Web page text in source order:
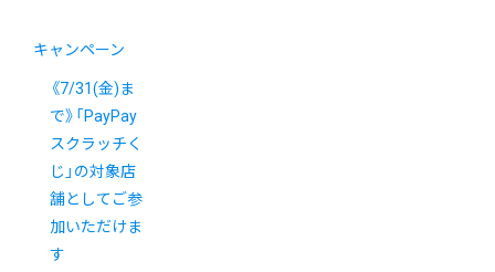
キャンペーン
《7/31(金)ま
で》「PayPay
スクラッチく
じ」の対象店
舗としてご参
加いただけま
す